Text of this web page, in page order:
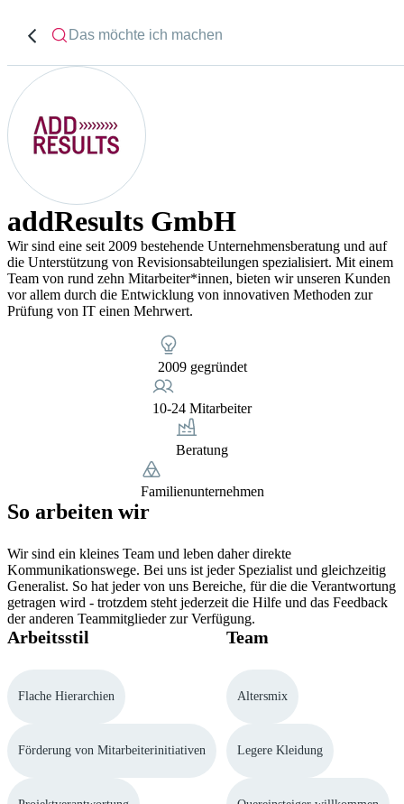
addResults GmbH
Wir sind eine seit 2009 bestehende Unternehmensberatung und auf
die Unterstützung von Revisionsabteilungen spezialisiert. Mit einem
Team von rund zehn Mitarbeiter*innen, bieten wir unseren Kunden
vor allem durch die Entwicklung von innovativen Methoden zur
Prüfung von IT einen Mehrwert.
2009 gegründet
10-24 Mitarbeiter
Beratung
Familienunternehmen
So arbeiten wir
Wir sind ein kleines Team und leben daher direkte
Kommunikationswege. Bei uns ist jeder Spezialist und gleichzeitig
Generalist. So hat jeder von uns Bereiche, für die die Verantwortung
getragen wird - trotzdem steht jederzeit die Hilfe und das Feedback
der anderen Teammitglieder zur Verfügung.
Arbeitsstil
Flache Hierarchien
Förderung von Mitarbeiterinitiativen
Team
Altersmix
Legere Kleidung